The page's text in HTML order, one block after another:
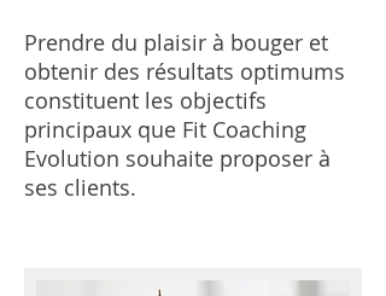
Prendre du plaisir à bouger et
obtenir des résultats optimums
constituent les objectifs
principaux que Fit Coaching
Evolution souhaite proposer à
ses clients.